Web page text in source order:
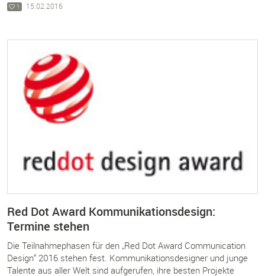
1 15.02.2016
Red Dot Award Kommunikationsdesign:
Termine stehen
Die Teilnahmephasen für den „Red Dot Award Communication
Design“ 2016 stehen fest. Kommunikationsdesigner und junge
Talente aus aller Welt sind aufgerufen, ihre besten Projekte